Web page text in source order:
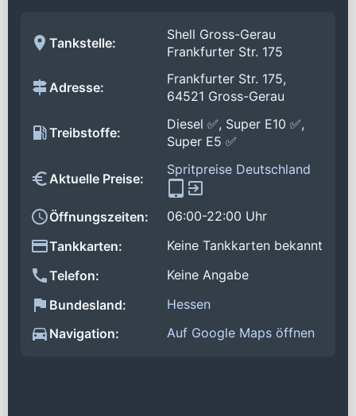
Tankstelle:
Shell Gross-Gerau
Frankfurter Str. 175
Adresse:
Frankfurter Str. 175,
64521 Gross-Gerau
Treibstoffe:
Diesel ✅, Super E10 ✅,
Super E5 ✅
Aktuelle Preise:
Spritpreise Deutschland
Öffnungszeiten:
06:00-22:00 Uhr
Tankkarten:
Keine Tankkarten bekannt
Telefon:
Keine Angabe
Bundesland:
Hessen
Navigation:
Auf Google Maps öffnen